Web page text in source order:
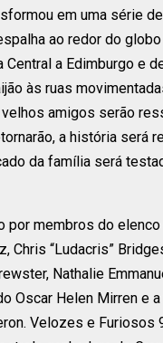
em uma série
ao redor do
Central a Edimburgo e
às ruas
velhos amigos serão
a história será
da família será
por membros do
Chris “Ludacris”
Nathalie
Oscar Helen Mirren e
Velozes e Furiosos